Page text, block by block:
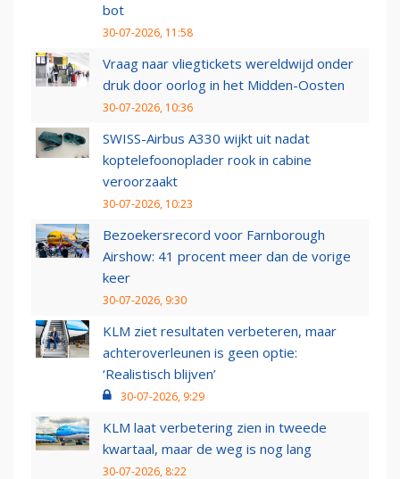
bot
30-07-2026, 11:58
Vraag naar vliegtickets wereldwijd onder
druk door oorlog in het Midden-Oosten
30-07-2026, 10:36
SWISS-Airbus A330 wijkt uit nadat
koptelefoonoplader rook in cabine
veroorzaakt
30-07-2026, 10:23
Bezoekersrecord voor Farnborough
Airshow: 41 procent meer dan de vorige
keer
30-07-2026, 9:30
KLM ziet resultaten verbeteren, maar
achteroverleunen is geen optie:
‘Realistisch blijven’
30-07-2026, 9:29
KLM laat verbetering zien in tweede
kwartaal, maar de weg is nog lang
30-07-2026, 8:22